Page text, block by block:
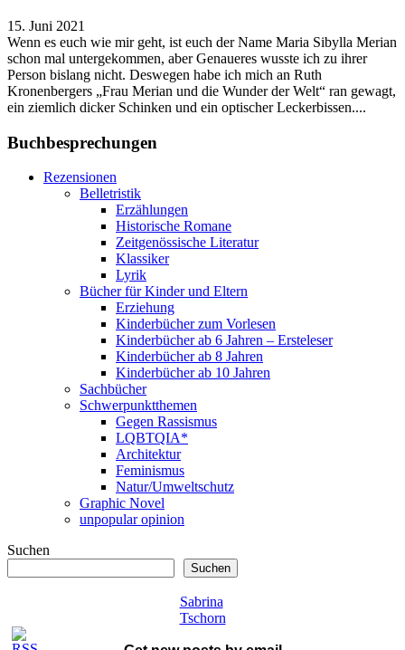
15. Juni 2021
Wenn es euch wie mir geht, ist euch der Name Maria Sibylla Merian
schon mal untergekommen, aber Genaueres wusste ich zu ihrer
Person bislang nicht. Deswegen habe ich mich an Ruth
Kronenbergers „Frau Merian und die Wunder der Welt“ ran gewagt,
ein ziemlich dicker Schinken und ein optischer Leckerbissen....
Buchbesprechungen
Rezensionen
Belletristik
Erzählungen
Historische Romane
Zeitgenössische Literatur
Klassiker
Lyrik
Bücher für Kinder und Eltern
Erziehung
Kinderbücher zum Vorlesen
Kinderbücher ab 6 Jahren – Ersteleser
Kinderbücher ab 8 Jahren
Kinderbücher ab 10 Jahren
Sachbücher
Schwerpunktthemen
Gegen Rassismus
LQBTQIA*
Architektur
Feminismus
Natur/Umweltschutz
Graphic Novel
unpopular opinion
Suchen
Suchen
Sabrina
Tschorn